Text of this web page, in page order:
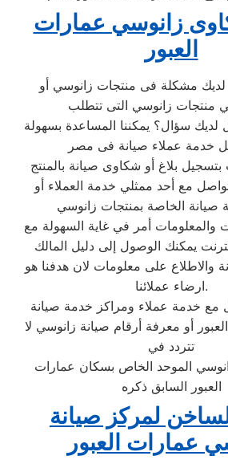
زانوسي عمارات
العبور
مشكلة فى منتجات زانوسي أو
منتجات زانوسي التى تتطلب
لديك سؤال؟ يمكننا المساعدة بسهولة
بلاغ أو شكاوى صيانة بالمنتج
مع أحد ممثلي خدمة العملاء أو
والمعلومات أمر في غاية السهولة مع
يمكنك الوصول إلى دليل المالك
على معلومات لان هدفنا هو
ارضاء عملائنا.
مع خدمة عملاء ومراكز خدمة صيانة
أو معرفة أرقام صيانة زانوسي لا
تتردد في
الموحد الخاص بسكان عمارات
العبور السابق ذكره
لمركز صيانة
عمارات العبور